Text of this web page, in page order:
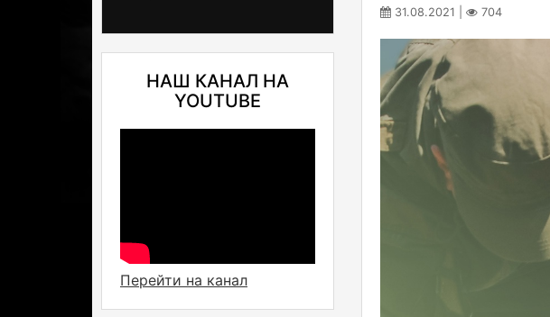
НАШ КАНАЛ НА
YOUTUBE
Перейти на канал
31.08.2021 | 704